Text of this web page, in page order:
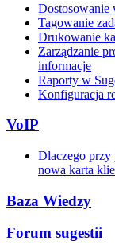
Dostosowanie
Tagowanie
Drukowanie
Zarządzanie
informacje
Raporty w
Konfiguracja
VoIP
Dlaczego przy
nowa karta
Baza Wiedzy
Forum sugestii